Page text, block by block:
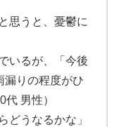
思うと、憂鬱に
いるが、「今後
漏りの程度がひ
男性）
どうなるかな」